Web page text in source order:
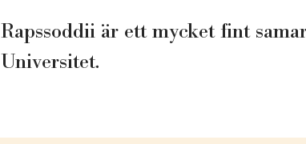
Rapssoddii är ett mycket fint
Universitet.